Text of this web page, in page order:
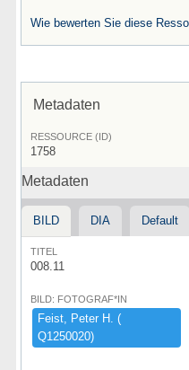
Wie bewerten Sie diese
Metadaten
RESSOURCE (ID)
1758
Metadaten
BILD DIA Default
TITEL
008.11
BILD: FOTOGRAF*IN
Feist,​ ​Peter ​H.​ ​(​
Q1250020)​